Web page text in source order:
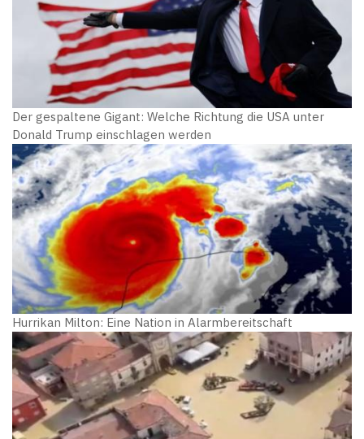
Der gespaltene Gigant: Welche Richtung die USA unter
Donald Trump einschlagen werden
Hurrikan Milton: Eine Nation in Alarmbereitschaft